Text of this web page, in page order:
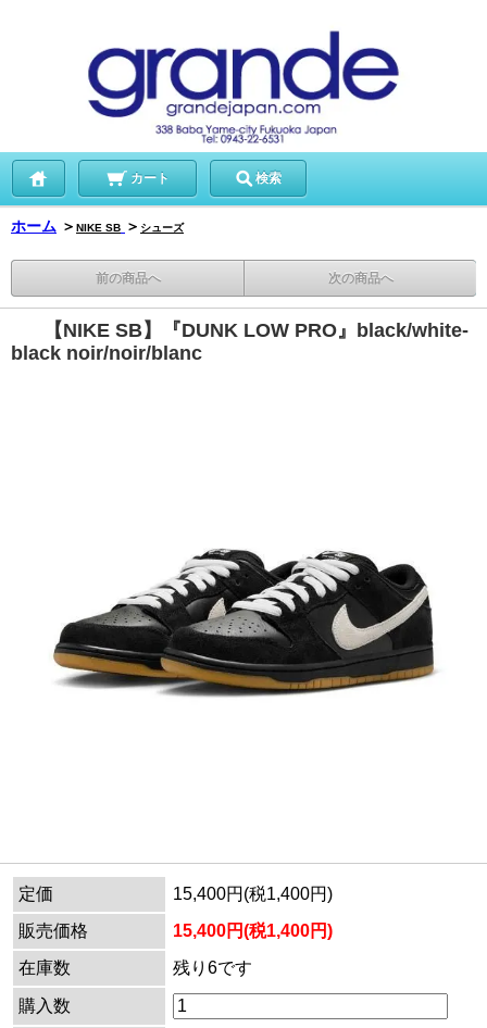
カート 検索
ホーム ＞ NIKE SB ＞ シューズ
前の商品へ 次の商品へ
【NIKE SB】『DUNK LOW PRO』black/white-
black noir/noir/blanc
定価
15,400円(税1,400円)
販売価格
15,400円(税1,400円)
在庫数
残り6です
購入数